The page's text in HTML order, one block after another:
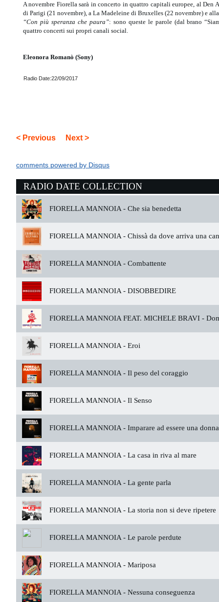
A novembre Fiorella sarà in concerto in quattro capitali europee, al Den
di Parigi (21 novembre), a La Madeleine di Bruxelles (22 novembre) e
“Con più speranza che paura”: sono queste le parole (dal brano
quattro concerti sui propri canali social.
Eleonora Romanò (Sony)
Radio Date:22/09/2017
< Previous Next >
comments powered by Disqus
RADIO DATE COLLECTION
FIORELLA MANNOIA - Che sia benedetta
FIORELLA MANNOIA - Chissà da dove arriva una
FIORELLA MANNOIA - Combattente
FIORELLA MANNOIA - DISOBBEDIRE
FIORELLA MANNOIA FEAT. MICHELE BRAVI -
FIORELLA MANNOIA - Eroi
FIORELLA MANNOIA - Il peso del coraggio
FIORELLA MANNOIA - Il Senso
FIORELLA MANNOIA - Imparare ad essere una donna
FIORELLA MANNOIA - La casa in riva al mare
FIORELLA MANNOIA - La gente parla
FIORELLA MANNOIA - La storia non si deve ripetere
FIORELLA MANNOIA - Le parole perdute
FIORELLA MANNOIA - Mariposa
FIORELLA MANNOIA - Nessuna conseguenza